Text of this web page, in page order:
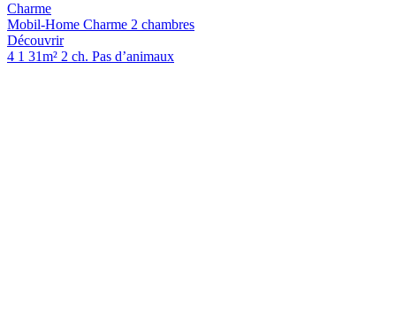
Charme
Mobil-Home Charme 2 chambres
Découvrir
4 1 31m² 2 ch. Pas d’animaux